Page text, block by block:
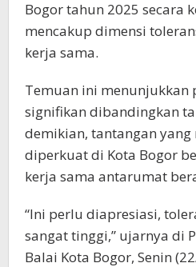
Bogor tahun 2025 secara
mencakup dimensi
kerja sama.
Temuan ini menunjukkan
signifikan dibandingkan
demikian, tantangan yang
diperkuat di Kota Bogor
kerja sama antarumat
“Ini perlu diapresiasi,
sangat tinggi,” ujarnya di
Balai Kota Bogor, Senin